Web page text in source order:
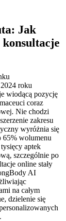
Jak
roku
wiodącą pozycję
coraz
Nie chodzi
zakresu
wyróżnia się
65% wolumenu
aptek
szczególnie po
online stały
AI
na całym
dzielenie się